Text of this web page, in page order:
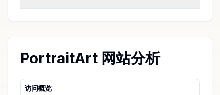
PortraitArt 网站分析
访问概览